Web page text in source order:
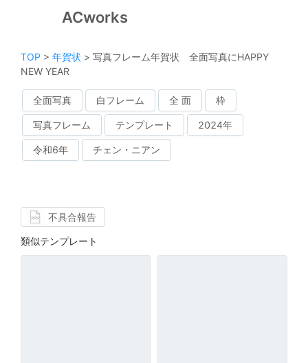
ACworks
TOP > 年賀状 > 写真フレーム年賀状 全面写真にHAPPY
NEW YEAR
全面写真 白フレーム 全 面 枠
写真フレーム テンプレート 2024年
令和6年 チェン・ニアン
不具合報告
類似テンプレート